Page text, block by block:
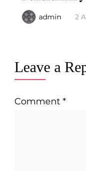
admin 2
Leave a
Comment *